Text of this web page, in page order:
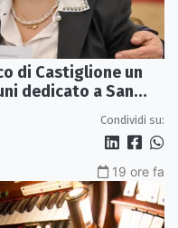
di Castiglione un
dedicato a San
Condividi su:
19 ore fa